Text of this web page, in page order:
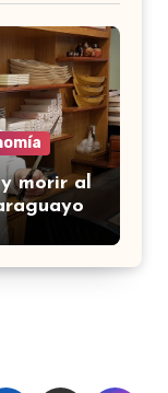
morir al